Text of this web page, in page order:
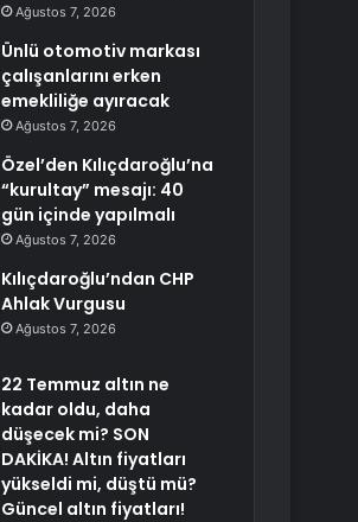
Ağustos 7, 2026
Ünlü otomotiv markası
çalışanlarını erken
emekliliğe ayıracak
Ağustos 7, 2026
Özel’den Kılıçdaroğlu’na
“kurultay” mesajı: 40
gün içinde yapılmalı
Ağustos 7, 2026
Kılıçdaroğlu’ndan CHP
Ahlak Vurgusu
Ağustos 7, 2026
22 Temmuz altın ne
kadar oldu, daha
düşecek mi? SON
DAKİKA! Altın fiyatları
yükseldi mi, düştü mü?
Güncel altın fiyatları!